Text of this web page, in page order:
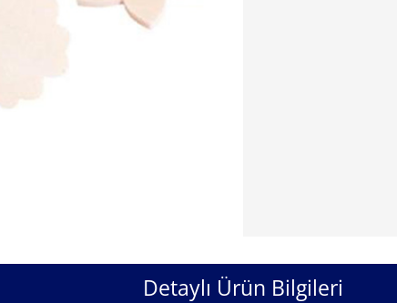
Detaylı Ürün Bilgileri